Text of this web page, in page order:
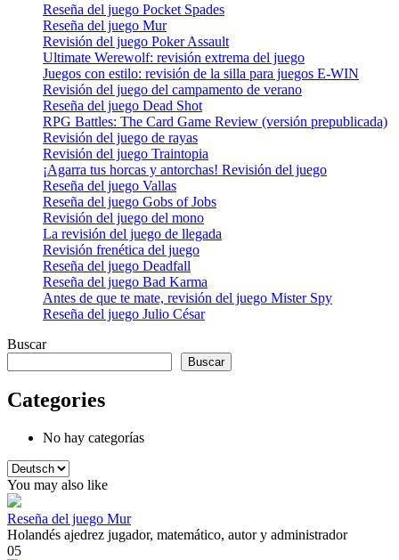
Reseña del juego Pocket Spades
Reseña del juego Mur
Revisión del juego Poker Assault
Ultimate Werewolf: revisión extrema del juego
Juegos con estilo: revisión de la silla para juegos E-WIN
Revisión del juego del campamento de verano
Reseña del juego Dead Shot
RPG Battles: The Card Game Review (versión prepublicada)
Revisión del juego de rayas
Revisión del juego Traintopia
¡Agarra tus horcas y antorchas! Revisión del juego
Reseña del juego Vallas
Reseña del juego Gobs of Jobs
Revisión del juego del mono
La revisión del juego de llegada
Revisión frenética del juego
Reseña del juego Deadfall
Reseña del juego Bad Karma
Antes de que te mate, revisión del juego Mister Spy
Reseña del juego Julio César
Buscar
Buscar
Categories
No hay categorías
Elegir
un
idioma
You may also like
Reseña del juego Mur
Holandés ajedrez jugador, matemático, autor y administrador
05